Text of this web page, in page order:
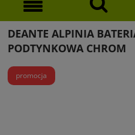
DEANTE ALPINIA
PODTYNKOWA CHROM
promocja